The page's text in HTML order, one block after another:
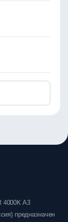
4000K A3
предназначен